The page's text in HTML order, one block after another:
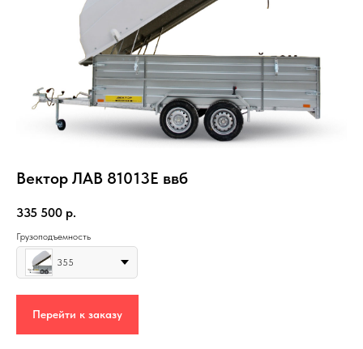
Вектор ЛАВ 81013E ввб
335 500 р.
Грузоподъемность
355
Перейти к заказу